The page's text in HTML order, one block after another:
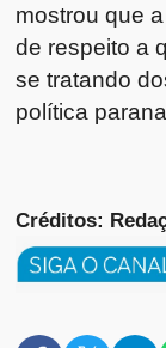
mostrou que
de respeito a
se tratando
política
Créditos: